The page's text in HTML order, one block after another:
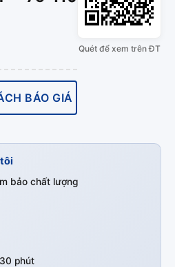
BÁO GIÁ
Quét để xem trên ĐT
bảo chất lượng
phút